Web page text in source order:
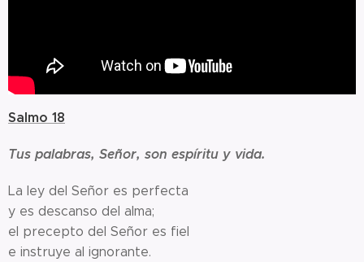
Salmo 18
Tus palabras, Señor, son espíritu y vida.
La ley del Señor es perfecta
y es descanso del alma;
el precepto del Señor es fiel
e instruye al ignorante.